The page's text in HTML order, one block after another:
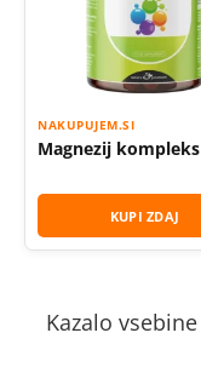
NAKUPUJEM.SI
Magnezij kompleks
KUPI ZDAJ
Kazalo vsebine